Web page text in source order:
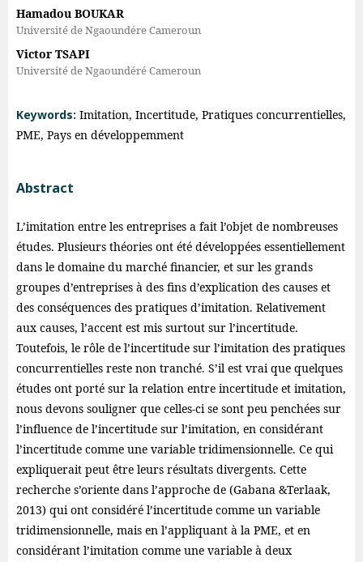
Hamadou BOUKAR
Université de Ngaoundére Cameroun
Victor TSAPI
Université de Ngaoundéré Cameroun
Keywords: Imitation, Incertitude, Pratiques concurrentielles,
PME, Pays en développemment
Abstract
L’imitation entre les entreprises a fait l’objet de nombreuses
études. Plusieurs théories ont été développées essentiellement
dans le domaine du marché financier, et sur les grands
groupes d’entreprises à des fins d’explication des causes et
des conséquences des pratiques d’imitation. Relativement
aux causes, l’accent est mis surtout sur l’incertitude.
Toutefois, le rôle de l’incertitude sur l’imitation des pratiques
concurrentielles reste non tranché. S’il est vrai que quelques
études ont porté sur la relation entre incertitude et imitation,
nous devons souligner que celles-ci se sont peu penchées sur
l’influence de l’incertitude sur l’imitation, en considérant
l’incertitude comme une variable tridimensionnelle. Ce qui
expliquerait peut être leurs résultats divergents. Cette
recherche s’oriente dans l’approche de (Gabana &Terlaak,
2013) qui ont considéré l’incertitude comme un variable
tridimensionnelle, mais en l’appliquant à la PME, et en
considérant l’imitation comme une variable à deux